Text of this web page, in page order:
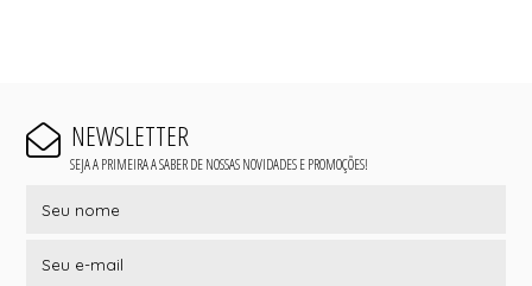
NEWSLETTER
SEJA A PRIMEIRA A SABER DE NOSSAS NOVIDADES E PROMOÇÕES!